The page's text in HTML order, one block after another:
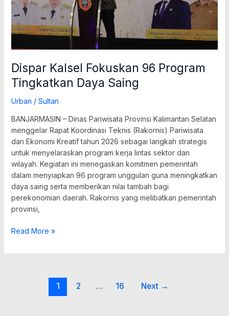
Dispar Kalsel Fokuskan 96 Program
Tingkatkan Daya Saing
Urban / Sultan
BANJARMASIN – Dinas Pariwisata Provinsi Kalimantan Selatan
menggelar Rapat Koordinasi Teknis (Rakornis) Pariwisata
dan Ekonomi Kreatif tahun 2026 sebagai langkah strategis
untuk menyelaraskan program kerja lintas sektor dan
wilayah. Kegiatan ini menegaskan komitmen pemerintah
dalam menyiapkan 96 program unggulan guna meningkatkan
daya saing serta memberikan nilai tambah bagi
perekonomian daerah. Rakornis yang melibatkan pemerintah
provinsi,
Read More »
1 2 … 16 Next →